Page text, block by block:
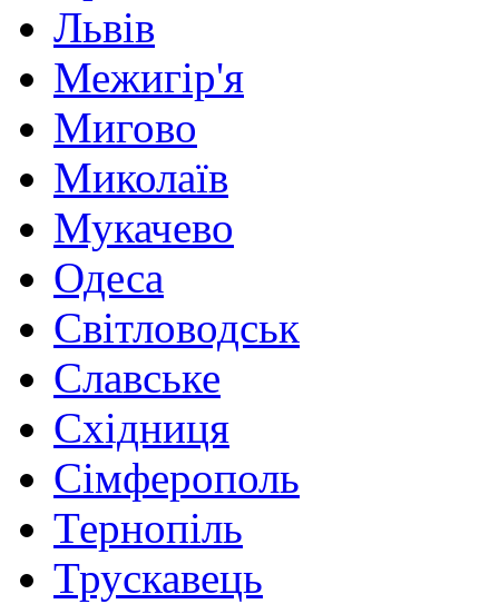
Львів
Межигір'я
Мигово
Миколаїв
Мукачево
Одеса
Світловодськ
Славське
Східниця
Сімферополь
Тернопіль
Трускавець